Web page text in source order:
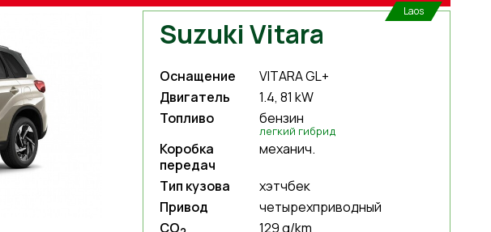
Suzuki Vitara
Laos
Оснащение
VITARA GL+
Двигатель
1.4, 81 kW
Топливо
бензин
легкий гибрид
Коробка
передач
механич.
Тип кузова
хэтчбек
Привод
четырехприводный
CO
129 g/km